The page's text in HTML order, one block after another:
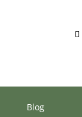
Blog